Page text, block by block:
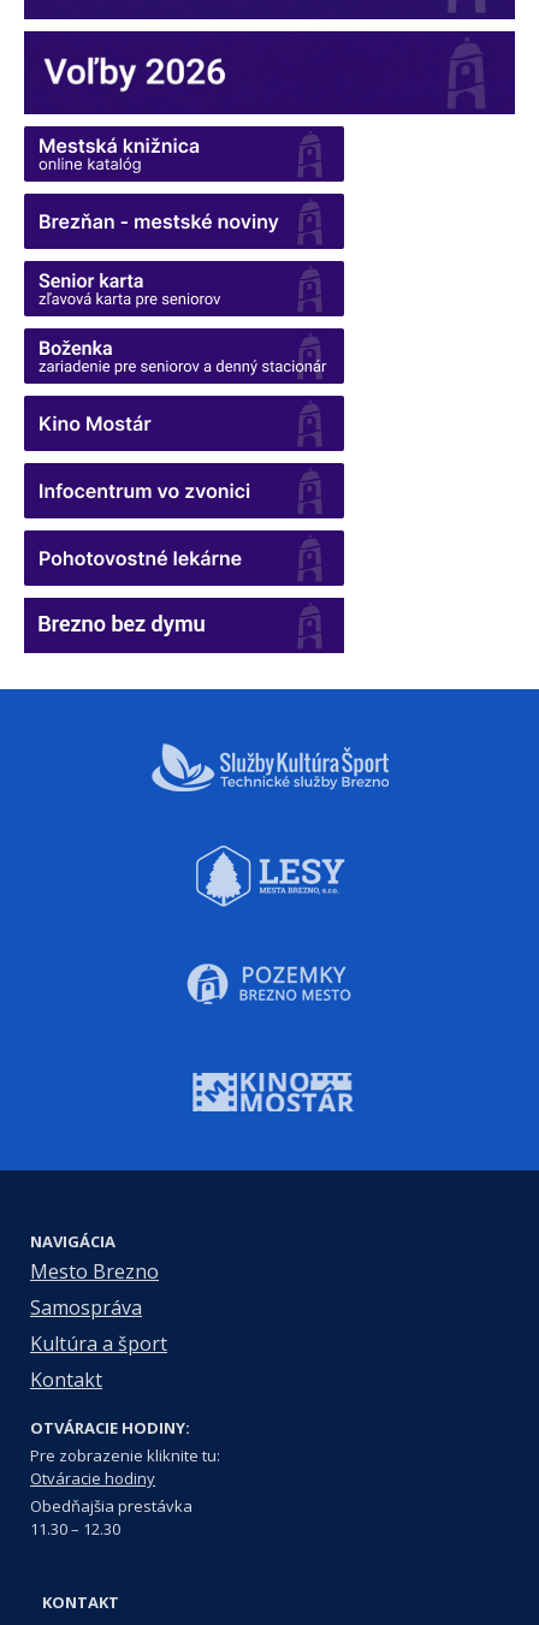
NAVIGÁCIA
Mesto Brezno
Samospráva
Kultúra a šport
Kontakt
OTVÁRACIE HODINY:
Pre zobrazenie kliknite tu:
Otváracie hodiny
Obedňajšia prestávka
11.30 – 12.30
KONTAKT